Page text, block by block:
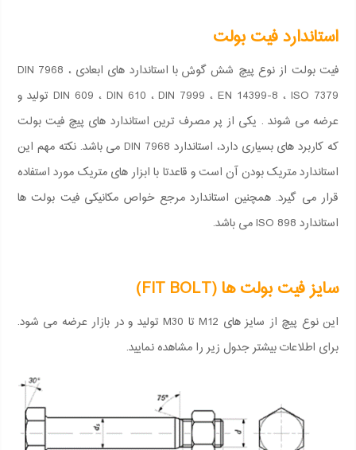
استاندارد فیت بولت
فیت بولت از نوع پیچ شش گوش با استاندارد های ابعادی DIN 7968 ،
DIN 609 ، DIN 610 ، DIN 7999 ، EN 14399-8 ، ISO 7379 تولید و
عرضه می شوند . یکی از پر مصرف ترین استاندارد های پیچ فیت بولت
که کاربرد های بسیاری دارد، استاندارد DIN 7968 می باشد. نکته مهم این
استاندارد متریک بودن آن است و قاعدتا با ابزار های متریک مورد استفاده
قرار می گیرد. همچنین استاندارد مرجع خواص مکانیکی فیت بولت ها
استاندارد ISO 898 می باشد.
سایز فیت بولت ها (FIT BOLT)
این نوع پیچ از سایز های M12 تا M30 تولید و در بازار عرضه می شود.
برای اطلاعات بیشتر جدول زیر را مشاهده نمایید.